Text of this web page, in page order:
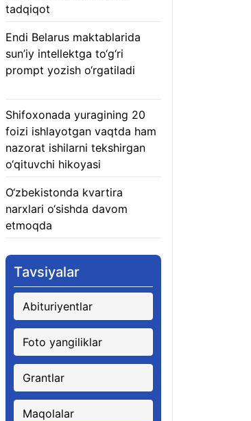
tadqiqot
Endi Belarus maktablarida
sun’iy intellektga to‘g‘ri
prompt yozish o‘rgatiladi
Shifoxonada yuragining 20
foizi ishlayotgan vaqtda ham
nazorat ishilarni tekshirgan
o‘qituvchi hikoyasi
O‘zbekistonda kvartira
narxlari o‘sishda davom
etmoqda
Tavsiyalar
Abituriyentlar
Foto yangiliklar
Grantlar
Maqolalar